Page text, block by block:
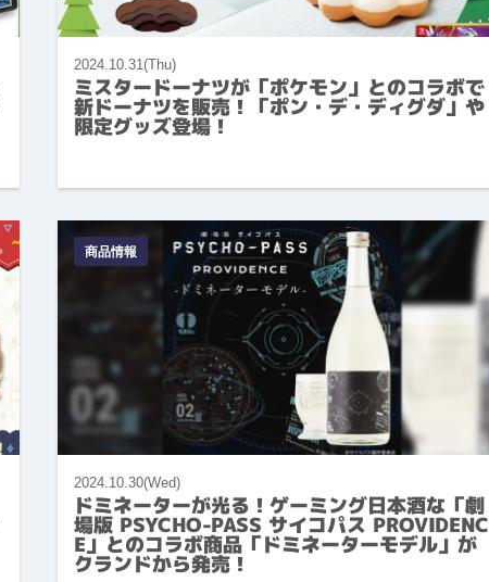
2024.10.31(Thu)
ミスタードーナツが「ポケモン」とのコラボで
新ドーナツを販売！「ポン・デ・ディグダ」や
限定グッズ登場！
商品情報
2024.10.30(Wed)
ドミネーターが光る！ゲーミング日本酒な「劇
場版 PSYCHO-PASS サイコパス PROVIDENC
E」とのコラボ商品「ドミネーターモデル」が
クランドから発売！